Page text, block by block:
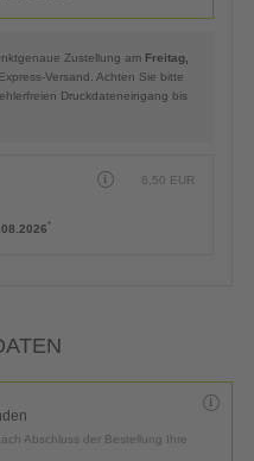
Zustellung am Freitag,
Versand. Achten Sie bitte
Druckdateneingang bis
6,50 EUR
*
Abschluss der Bestellung Ihre